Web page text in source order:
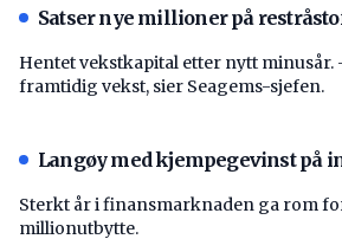
Satser nye millioner på
Hentet vekstkapital etter nytt minusår.
framtidig vekst, sier Seagems-sjefen.
Langøy med kjempegevinst på
Sterkt år i finansmarknaden ga rom
millionutbytte.